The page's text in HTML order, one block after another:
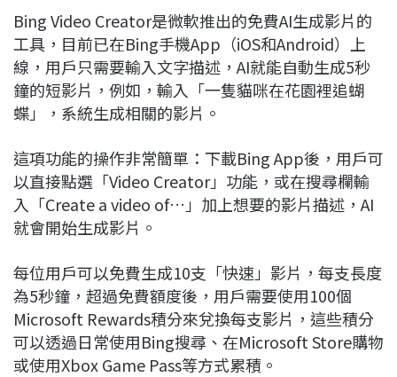
Bing Video Creator是微軟推出的免費AI生成影片的
工具，目前已在Bing手機App（iOS和Android）上
線，用戶只需要輸入文字描述，AI就能自動生成5秒
鐘的短影片，例如，輸入「一隻貓咪在花園裡追蝴
蝶」，系統生成相關的影片。
這項功能的操作非常簡單：下載Bing App後，用戶可
以直接點選「Video Creator」功能，或在搜尋欄輸
入「Create a video of…」加上想要的影片描述，AI
就會開始生成影片。
每位用戶可以免費生成10支「快速」影片，每支長度
為5秒鐘，超過免費額度後，用戶需要使用100個
Microsoft Rewards積分來兌換每支影片，這些積分
可以透過日常使用Bing搜尋、在Microsoft Store購物
或使用Xbox Game Pass等方式累積。